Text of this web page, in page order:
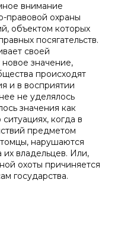
внимание
правовой охраны
объектом которых
посягательств.
своей
новое значение,
происходят
и в восприятии
не уделялось
значения как
когда в
предметом
нарушаются
владельцев. Или,
охоты причиняется
государства.